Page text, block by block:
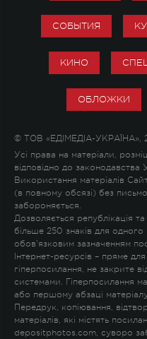
СОБЫТИЯ
КИНО
ОБЛОЖКИ
© ТОВ «ЕДІМЕДІА-УКРАЇНА»,
Усі права на матеріали,
відповідно до законодавства
Використання матеріалів
(в повному обсязі) без
забороняється.
Дозволяється републікація
більше 250 знаків для
обов'язковим зазначенням
Інтернет-ресурсів – пряме
гіперпосилання, не закрите
системами. Гіперпосилання
або першому абзаці
Передрук, копіювання,
матеріалів, які містять
depositphotos.com, суворо